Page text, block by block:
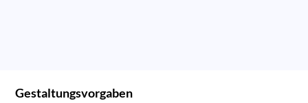
Gestaltungsvorgaben